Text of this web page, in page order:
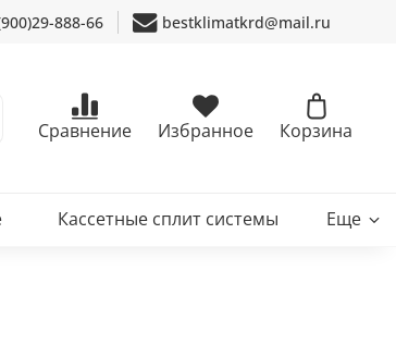
888-66 bestklimatkrd@mail.ru
Сравнение Избранное Корзина
Кассетные сплит системы Еще